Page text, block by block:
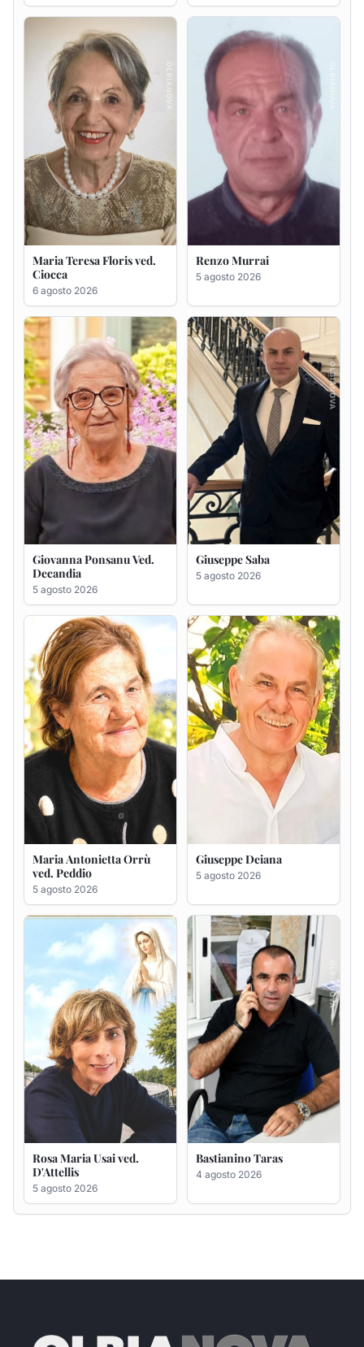
Maria Teresa Floris ved.
6 agosto 2026
Renzo Murrai
5 agosto 2026
Giovanna Ponsanu Ved.
Decandia
5 agosto 2026
Giuseppe Saba
5 agosto 2026
Maria Antonietta Orrù
ved. Peddio
5 agosto 2026
Giuseppe Deiana
5 agosto 2026
Rosa Maria Usai ved.
D'Attellis
5 agosto 2026
Bastianino Taras
4 agosto 2026